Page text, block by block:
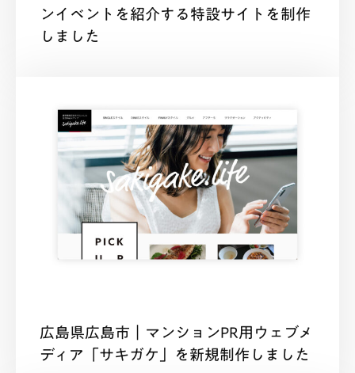
ンイベントを紹介する特設サイトを制作
しました
広島県広島市｜マンションPR用ウェブメ
ディア「サキガケ」を新規制作しました